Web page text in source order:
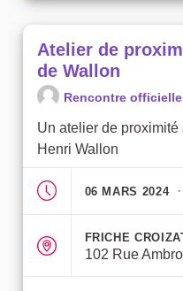
Atelier de
de Wallon
Rencontre officielle
Un atelier de proximité
Henri Wallon
06 MARS 2024
FRICHE
102 Rue